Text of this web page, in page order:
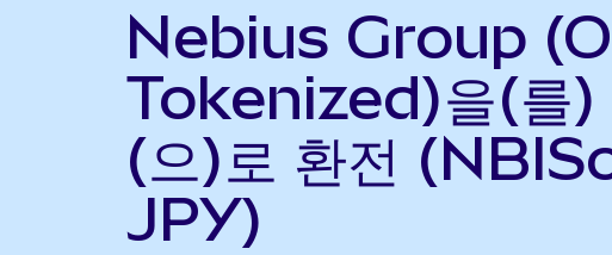
Nebius Group
Tokenized)을(를)
(으)로 환전
JPY)